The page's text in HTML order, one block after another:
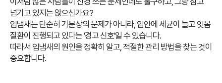
넘기고 있지는 않으신가요?
입냄새는 단순히 기분상의 문제가 아니라, 입안에 세균이 늘고 잇몸
질환이 진행되고 있다는 '경고 신호'일 수 있습니다.
따라서 입냄새의 원인을 정확히 알고, 적절한 관리 방법을 찾는 것이
중요합니다.